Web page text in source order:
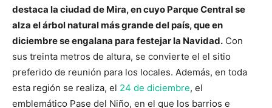
destaca la ciudad de Mira, en cuyo Parque Central se
alza el árbol natural más grande del país, que en
diciembre se engalana para festejar la Navidad. Con
sus treinta metros de altura, se convierte el el sitio
preferido de reunión para los locales. Además, en toda
esta región se realiza, el 24 de diciembre, el
emblemático Pase del Niño, en el que los barrios e